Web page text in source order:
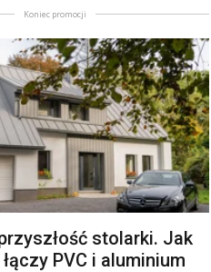
Koniec promocji
stolarki. Jak
PVC i aluminium